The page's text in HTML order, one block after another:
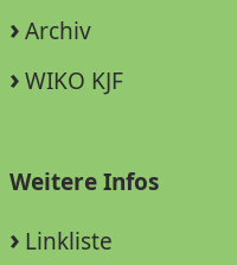
Archiv
WIKO KJF
Weitere Infos
Linkliste